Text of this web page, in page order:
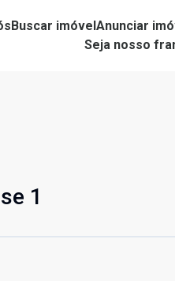
Buscar imóvelAnunciar
Seja nosso
1